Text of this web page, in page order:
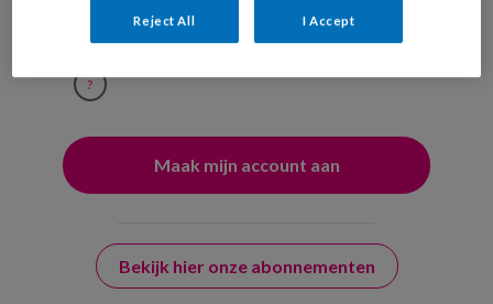
Uw bovenstaande gegevens kunnen worden toegevoegd aan
?
Bekijk hier onze abonnementen
Reject All I Accept